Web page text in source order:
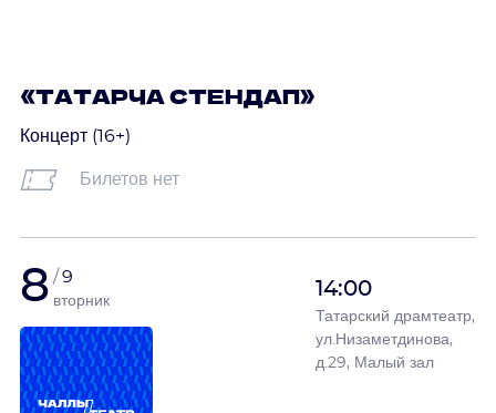
«ТАТАРЧА СТЕНДАП»
Концерт (16+)
Билетов нет
8 9
вторник
14:00
Татарский драмтеатр,
ул.Низаметдинова,
д.29, Малый зал